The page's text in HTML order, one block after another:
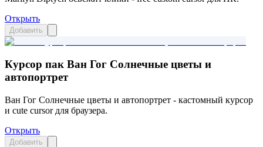
Открыть
Добавить
Курсор пак Ван Гог Солнечные цветы и
автопортрет
Ван Гог Солнечные цветы и автопортрет - кастомный курсор
и cute cursor для браузера.
Открыть
Добавить